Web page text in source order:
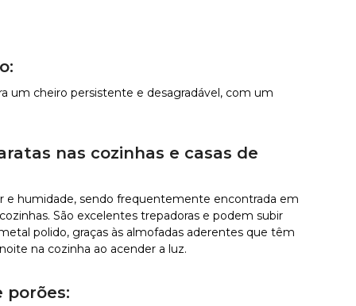
um cheiro persistente e desagradável, com um
nas cozinhas e casas de
e humidade, sendo frequentemente encontrada em
São excelentes trepadoras e podem subir
polido, graças às almofadas aderentes que têm
na cozinha ao acender a luz.
porões: